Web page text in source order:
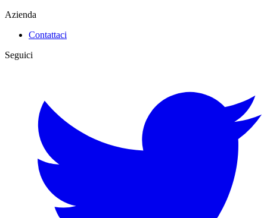
Azienda
Contattaci
Seguici